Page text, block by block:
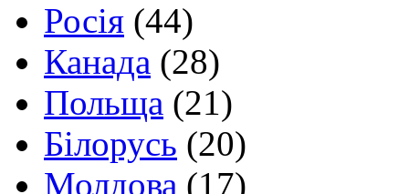
Росія (44)
Канада (28)
Польща (21)
Білорусь (20)
Молдова (17)